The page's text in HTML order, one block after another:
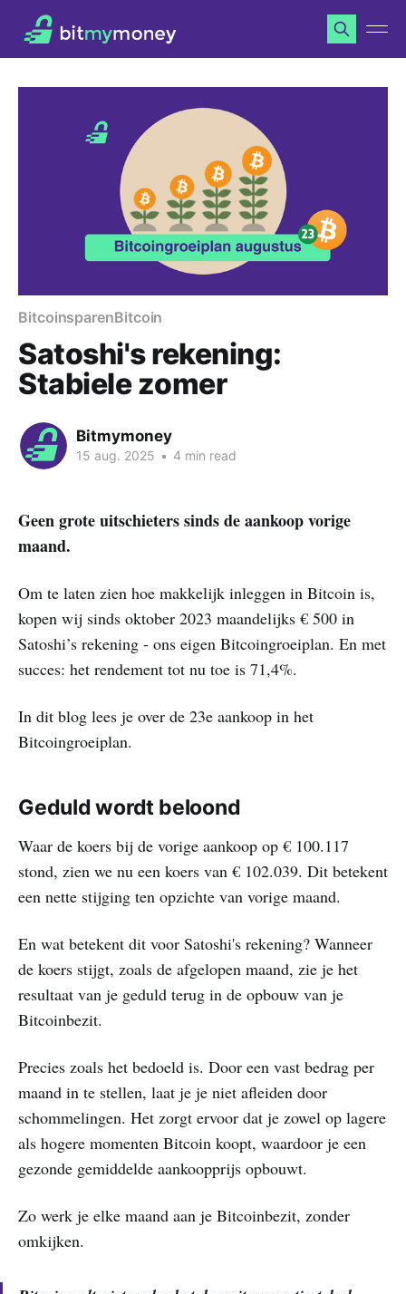
BitcoinsparenBitcoin
Satoshi's rekening:
Stabiele zomer
Bitmymoney
15 aug. 2025 • 4 min read
Geen grote uitschieters sinds de aankoop vorige
maand.
Om te laten zien hoe makkelijk inleggen in Bitcoin is,
kopen wij sinds oktober 2023 maandelijks € 500 in
Satoshi’s rekening - ons eigen Bitcoingroeiplan. En met
succes: het rendement tot nu toe is 71,4%.
In dit blog lees je over de 23e aankoop in het
Bitcoingroeiplan.
Geduld wordt beloond
Waar de koers bij de vorige aankoop op € 100.117
stond, zien we nu een koers van € 102.039. Dit betekent
een nette stijging ten opzichte van vorige maand.
En wat betekent dit voor Satoshi's rekening? Wanneer
de koers stijgt, zoals de afgelopen maand, zie je het
resultaat van je geduld terug in de opbouw van je
Bitcoinbezit.
Precies zoals het bedoeld is. Door een vast bedrag per
maand in te stellen, laat je je niet afleiden door
schommelingen. Het zorgt ervoor dat je zowel op lagere
als hogere momenten Bitcoin koopt, waardoor je een
gezonde gemiddelde aankoopprijs opbouwt.
Zo werk je elke maand aan je Bitcoinbezit, zonder
omkijken.